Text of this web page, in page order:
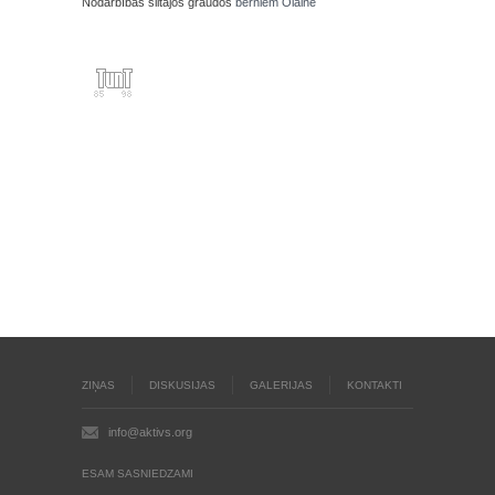
ZIŅAS DISKUSIJAS GALERIJAS KONTAKTI
info@aktivs.org
ESAM SASNIEDZAMI